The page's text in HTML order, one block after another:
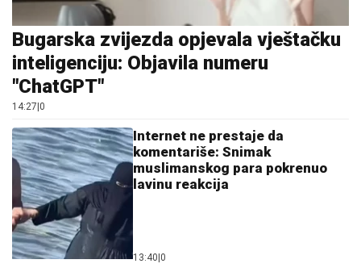
Bugarska zvijezda opjevala vještačku
inteligenciju: Objavila numeru
"ChatGPT"
14:27 0
Internet ne prestaje da
komentariše: Snimak
muslimanskog para pokrenuo
lavinu reakcija
13:40 0